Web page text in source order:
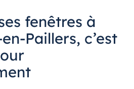
fenêtres à
Paillers, c’est